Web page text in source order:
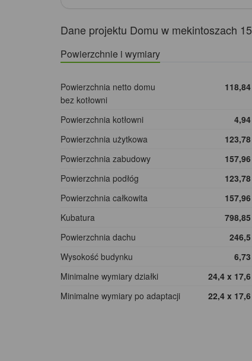
Dane projektu Domu w mekintoszach 15
Powierzchnie i wymiary
Powierzchnia netto domu
bez kotłowni
118,84
Powierzchnia kotłowni 4,94
Powierzchnia użytkowa
123,78
Powierzchnia zabudowy
157,96
Powierzchnia podłóg
123,78
Powierzchnia całkowita
157,96
Kubatura
798,85
Powierzchnia dachu
246,5
Wysokość budynku
6,73
Minimalne wymiary działki
24,4 x 17,6
Minimalne wymiary po adaptacji
22,4 x 17,6